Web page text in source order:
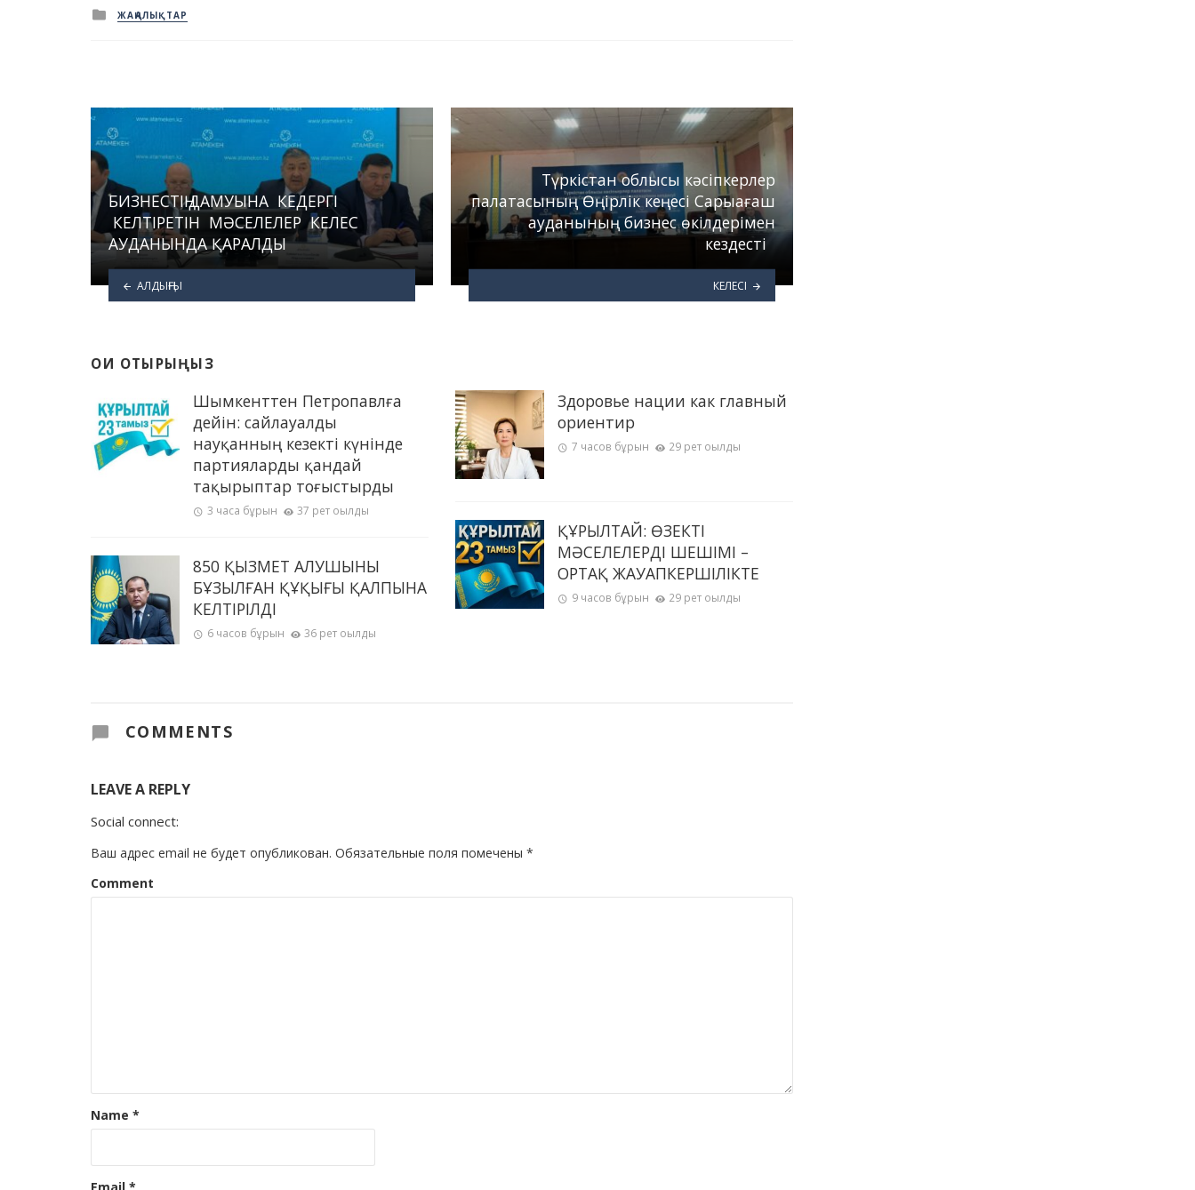
Posted
in
ЖАҢАЛЫҚТАР
БИЗНЕСТІҢ ДАМУЫНА КЕДЕРГІ
КЕЛТІРЕТІН МӘСЕЛЕЛЕР КЕЛЕС
АУДАНЫНДА ҚАРАЛДЫ
АЛДЫҢҒЫ
Түркістан облысы кәсіпкерлер
палатасының Өңірлік кеңесі Сарыағаш
ауданының бизнес өкілдерімен
кездесті
КЕЛЕСІ
ОҚИ ОТЫРЫҢЫЗ
Шымкенттен Петропавлға
дейін: сайлауалды
науқанның кезекті күнінде
партияларды қандай
тақырыптар тоғыстырды
3 часа бұрын 37 рет оқылды
850 ҚЫЗМЕТ АЛУШЫНЫҢ
БҰЗЫЛҒАН ҚҰҚЫҒЫ ҚАЛПЫНА
КЕЛТІРІЛДІ
6 часов бұрын 36 рет оқылды
Здоровье нации как главный
ориентир
7 часов бұрын 29 рет оқылды
ҚҰРЫЛТАЙ: ӨЗЕКТІ
МӘСЕЛЕЛЕРДІҢ ШЕШІМІ –
ОРТАҚ ЖАУАПКЕРШІЛІКТЕ
9 часов бұрын 29 рет оқылды
COMMENTS
LEAVE A REPLY
Social connect:
Ваш адрес email не будет опубликован. Обязательные поля помечены *
Comment
Name *